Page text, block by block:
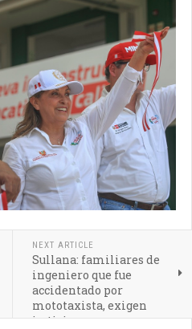
NEXT ARTICLE
Sullana: familiares de
ingeniero que fue
accidentado por
mototaxista, exigen
justicia